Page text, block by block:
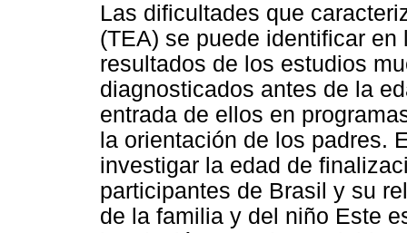
Las dificultades que
(TEA) se puede identificar
resultados de los estudios
diagnosticados antes de la
entrada de ellos en
la orientación de los padres.
investigar la edad de
participantes de Brasil y su
de la familia y del niño Este